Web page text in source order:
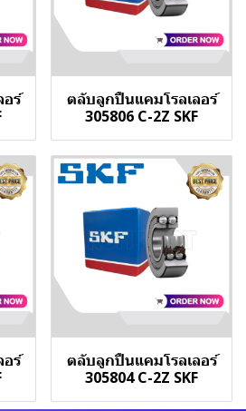
ร์
ตลับลูกปืนแคมโรลเลอร์
305806 C-2Z SKF
ร์
ตลับลูกปืนแคมโรลเลอร์
305804 C-2Z SKF